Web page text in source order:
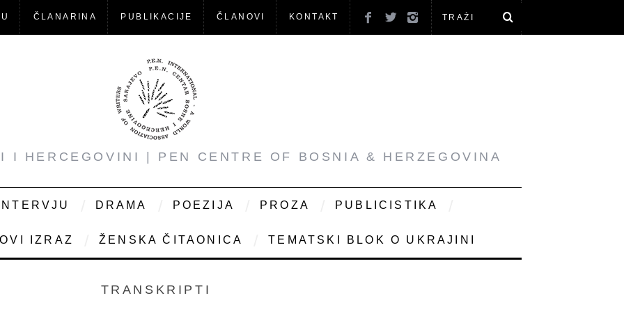
ČLANARINA PUBLIKACIJE ČLANOVI KONTAKT
I HERCEGOVINI | PEN CENTRE OF BOSNIA & HERZEGOVINA
INTERVJU DRAMA POEZIJA PROZA PUBLICISTIKA
IZRAZ ŽENSKA ČITAONICA TEMATSKI BLOK O UKRAJINI
TRANSKRIPTI